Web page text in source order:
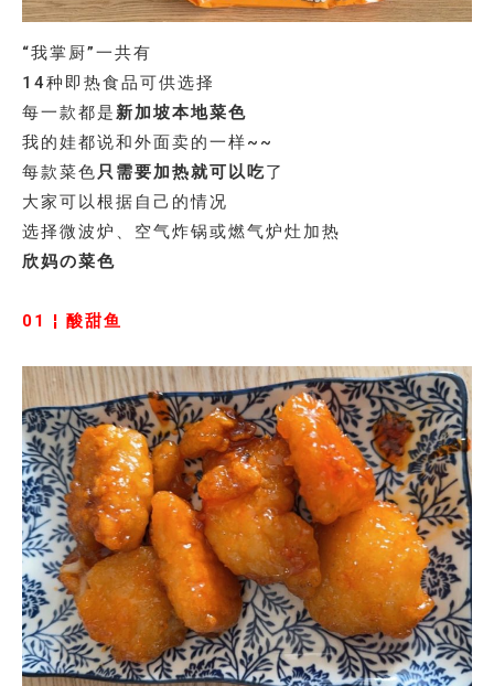
“我掌厨”一共有
14种即热食品可供选择
每一款都是新加坡本地菜色
我的娃都说和外面卖的一样~~
每款菜色只需要加热就可以吃了
大家可以根据自己的情况
选择微波炉、空气炸锅或燃气炉灶加热
欣妈の菜色
01 ¦ 酸甜鱼